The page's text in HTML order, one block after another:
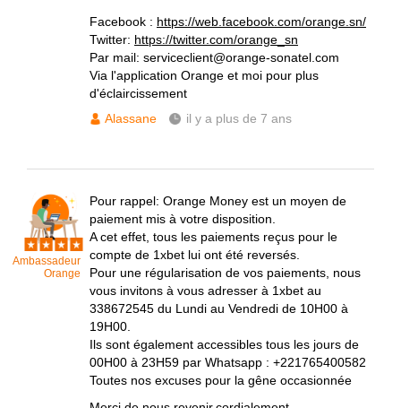
Facebook : https://web.facebook.com/orange.sn/
Twitter: https://twitter.com/orange_sn
Par mail: serviceclient@orange-sonatel.com
Via l'application Orange et moi pour plus
d'éclaircissement
Alassane
il y a plus de 7 ans
Ambassadeur
Orange
Pour rappel: Orange Money est un moyen de
paiement mis à votre disposition.
A cet effet, tous les paiements reçus pour le
compte de 1xbet lui ont été reversés.
Pour une régularisation de vos paiements, nous
vous invitons à vous adresser à 1xbet au
338672545 du Lundi au Vendredi de 10H00 à
19H00.
Ils sont également accessibles tous les jours de
00H00 à 23H59 par Whatsapp : +221765400582
Toutes nos excuses pour la gêne occasionnée